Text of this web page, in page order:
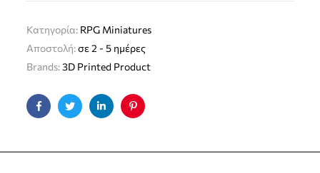
Κατηγορία: RPG Miniatures
Αποστολή:σε 2 - 5 ημέρες
Brands:3D Printed Product
FacebookTwitterLinkedinPinterest